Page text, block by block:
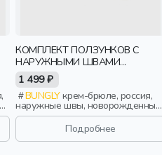
КОМПЛЕКТ ПОЛЗУНКОВ С
НАРУЖНЫМИ ШВАМИ
"СЛИВКИ/КРЕМ-БРЮЛЕ" 0+
1 499 ₽
BUNGLYкрем-брюле, россия,
наружные швы, новорожденные,
дети
Подробнее